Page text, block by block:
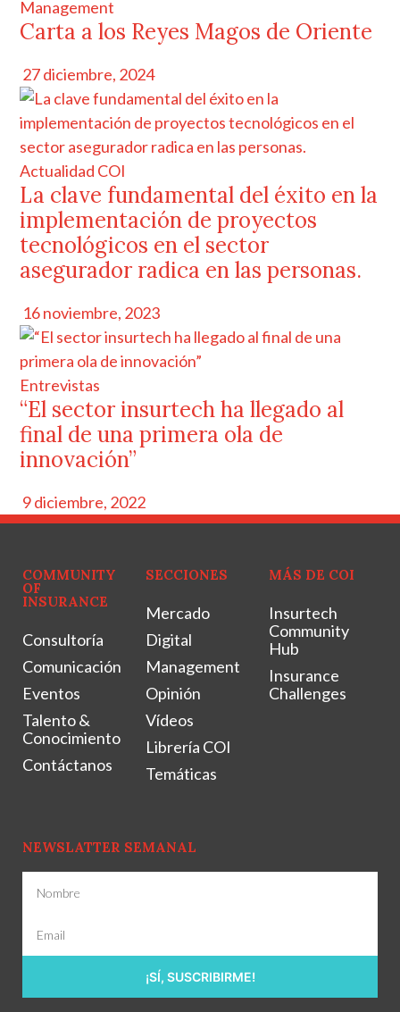
Management
Carta a los Reyes Magos de Oriente
27 diciembre, 2024
Actualidad COI
La clave fundamental del éxito en la
implementación de proyectos
tecnológicos en el sector
asegurador radica en las personas.
16 noviembre, 2023
Entrevistas
“El sector insurtech ha llegado al
final de una primera ola de
innovación”
9 diciembre, 2022
COMMUNITY
OF
INSURANCE
Consultoría
Comunicación
Eventos
Talento &
Conocimiento
Contáctanos
SECCIONES
Mercado
Digital
Management
Opinión
Vídeos
Librería COI
Temáticas
MÁS DE COI
Insurtech
Community
Hub
Insurance
Challenges
NEWSLATTER SEMANAL
¡SÍ, SUSCRIBIRME!